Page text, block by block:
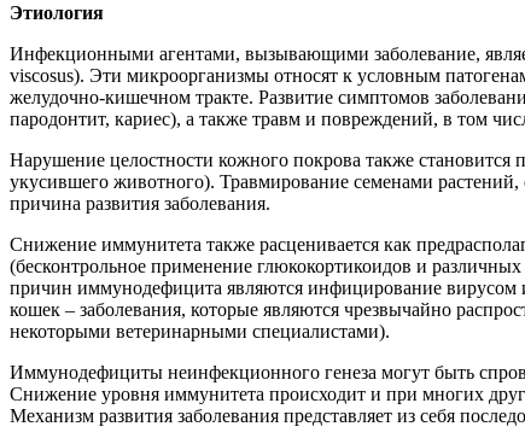
Этиология
Инфекционными агентами, вызывающими заболевание,
viscosus). Эти микроорганизмы относят к условным
желудочно-кишечном тракте. Развитие симптомов
пародонтит, кариес), а также травм и повреждений, в том
Нарушение целостности кожного покрова также
укусившего животного). Травмирование семенами растений,
причина развития заболевания.
Снижение иммунитета также расценивается как
(бесконтрольное применение глюкокортикоидов и
причин иммунодефицита являются инфицирование
кошек – заболевания, которые являются чрезвычайно
некоторыми ветеринарными специалистами).
Иммунодефициты неинфекционного генеза могут быть
Снижение уровня иммунитета происходит и при многих
Механизм развития заболевания представляет из себя